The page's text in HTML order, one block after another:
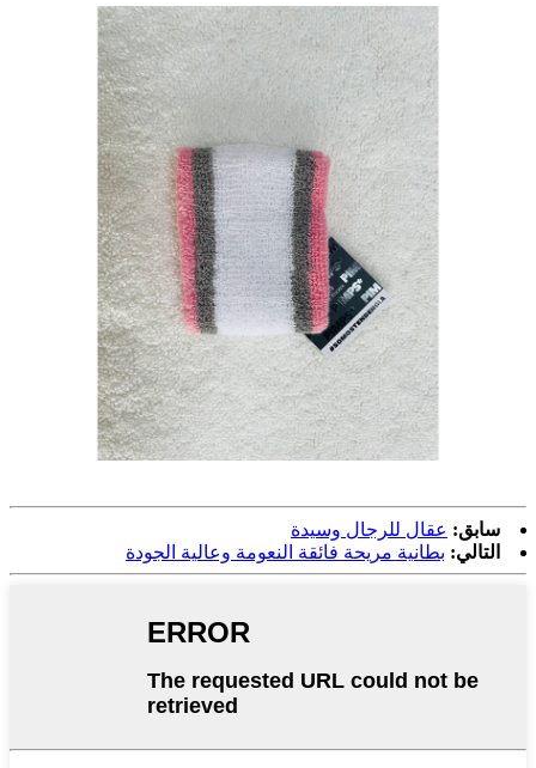
سابق: عقال للرجال وسيدة
التالي: بطانية مريحة فائقة النعومة وعالية الجودة